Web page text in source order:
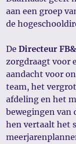
aan een groep
de
De Directeur
zorgdraagt voor
aandacht voor
team, het
afdeling en het
bewegingen van
hen vertaalt het